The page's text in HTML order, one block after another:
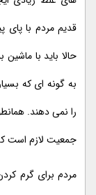
قدیم مردم با پای
حالا باید با
به گونه ای که
را نمی دهند.
جمعیت لازم است
مردم برای گرم